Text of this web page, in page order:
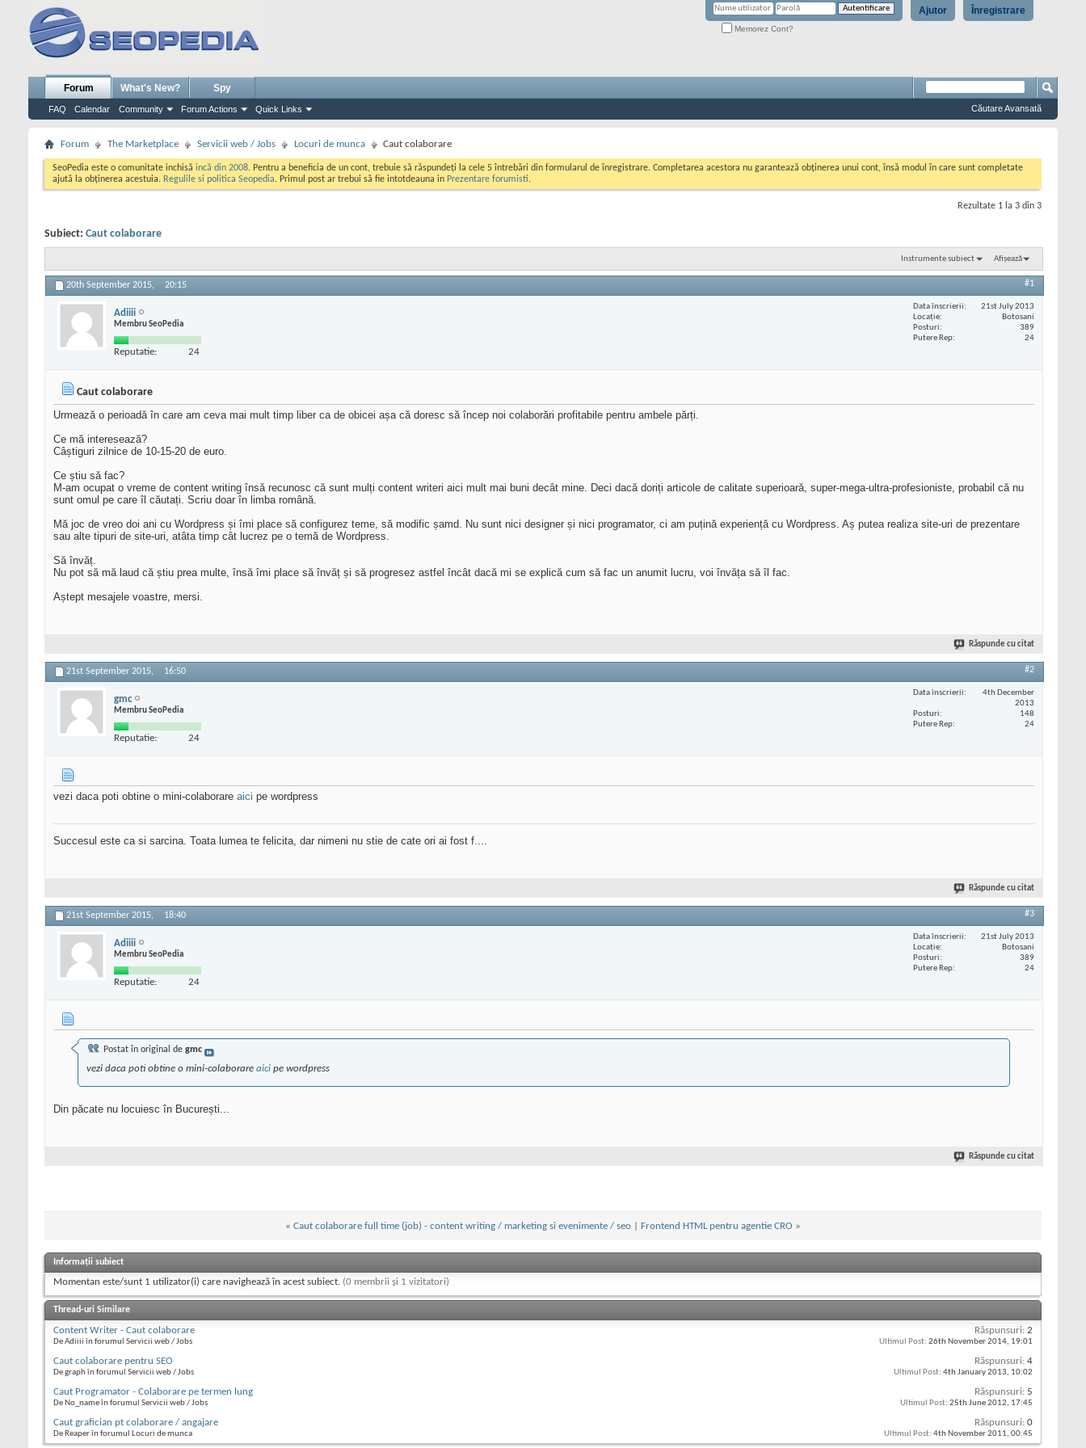
Înregistrare
Ajutor
Memorez Cont?
Forum
FAQ Calendar Community Forum Actions Quick Links
What's New? Spy
Căutare Avansată
Forum The Marketplace Servicii web / Jobs Locuri de munca Caut colaborare
SeoPedia este o comunitate inchisă incă din 2008. Pentru a beneficia de un cont, trebuie să răspundeți la cele 5 întrebări din formularul de înregistrare. Completarea acestora nu garantează obținerea unui cont, însă modul în care sunt completate
ajută la obținerea acestuia. Regulile si politica Seopedia. Primul post ar trebui să fie intotdeauna in Prezentare forumisti.
Rezultate 1 la 3 din 3
Subiect: Caut colaborare
Instrumente subiect Afișează
20th September 2015, 20:15 #1
Adiiii
Membru SeoPedia
Reputatie: 24
Data înscrierii
21st July 2013
Locaţie
Botosani
Posturi
389
Putere Rep
24
Caut colaborare
Urmează o perioadă în care am ceva mai mult timp liber ca de obicei așa că doresc să încep noi colaborări profitabile pentru ambele părți.
Ce mă interesează?
Câștiguri zilnice de 10-15-20 de euro.
Ce știu să fac?
M-am ocupat o vreme de content writing însă recunosc că sunt mulți content writeri aici mult mai buni decât mine. Deci dacă doriți articole de calitate superioară, super-mega-ultra-profesioniste, probabil că nu
sunt omul pe care îl căutați. Scriu doar în limba română.
Mă joc de vreo doi ani cu Wordpress și îmi place să configurez teme, să modific șamd. Nu sunt nici designer și nici programator, ci am puțină experiență cu Wordpress. Aș putea realiza site-uri de prezentare
sau alte tipuri de site-uri, atâta timp cât lucrez pe o temă de Wordpress.
Să învăț.
Nu pot să mă laud că știu prea multe, însă îmi place să învăț și să progresez astfel încât dacă mi se explică cum să fac un anumit lucru, voi învăța să îl fac.
Aștept mesajele voastre, mersi.
Răspunde cu citat
21st September 2015, 16:50 #2
gmc
Membru SeoPedia
Reputatie: 24
Data înscrierii
4th December
2013
Posturi
148
Putere Rep
24
vezi daca poti obtine o mini-colaborare aici pe wordpress
Succesul este ca si sarcina. Toata lumea te felicita, dar nimeni nu stie de cate ori ai fost f....
Răspunde cu citat
21st September 2015, 18:40 #3
Adiiii
Membru SeoPedia
Reputatie: 24
Data înscrierii
21st July 2013
Locaţie
Botosani
Posturi
389
Putere Rep
24
Postat în original de gmc
vezi daca poti obtine o mini-colaborare aici pe wordpress
Din păcate nu locuiesc în București...
Răspunde cu citat
« Caut colaborare full time (job) - content writing / marketing si evenimente / seo Frontend HTML pentru agentie CRO »
Informații subiect
Momentan este/sunt 1 utilizator(i) care navighează în acest subiect. (0 membrii și 1 vizitatori)
Thread-uri Similare
Content Writer - Caut colaborare
De Adiiii în forumul Servicii web / Jobs
Răspunsuri: 2
Ultimul Post: 26th November 2014, 19:01
Caut colaborare pentru SEO
De graph în forumul Servicii web / Jobs
Răspunsuri: 4
Ultimul Post: 4th January 2013, 10:02
Caut Programator - Colaborare pe termen lung
De No_name în forumul Servicii web / Jobs
Răspunsuri: 5
Ultimul Post: 25th June 2012, 17:45
Caut grafician pt colaborare / angajare
De Reaper în forumul Locuri de munca
Răspunsuri: 0
Ultimul Post: 4th November 2011, 00:45